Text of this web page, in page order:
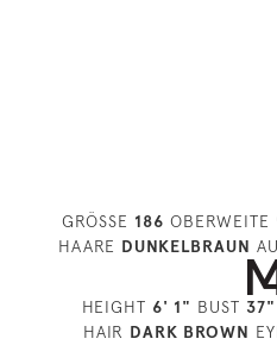
GRÖSSE 186 OBERWEITE
HAARE DUNKELBRAUN
HEIGHT 6' 1" BUST 37"
HAIR DARK BROWN